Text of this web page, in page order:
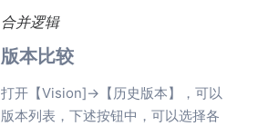
合并逻辑
版本比较
打开【Vision]->【历史版本】，可以
版本列表，下述按钮中，可以选择各